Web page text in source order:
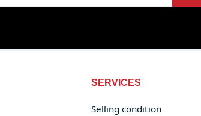
SERVICES
Selling condition